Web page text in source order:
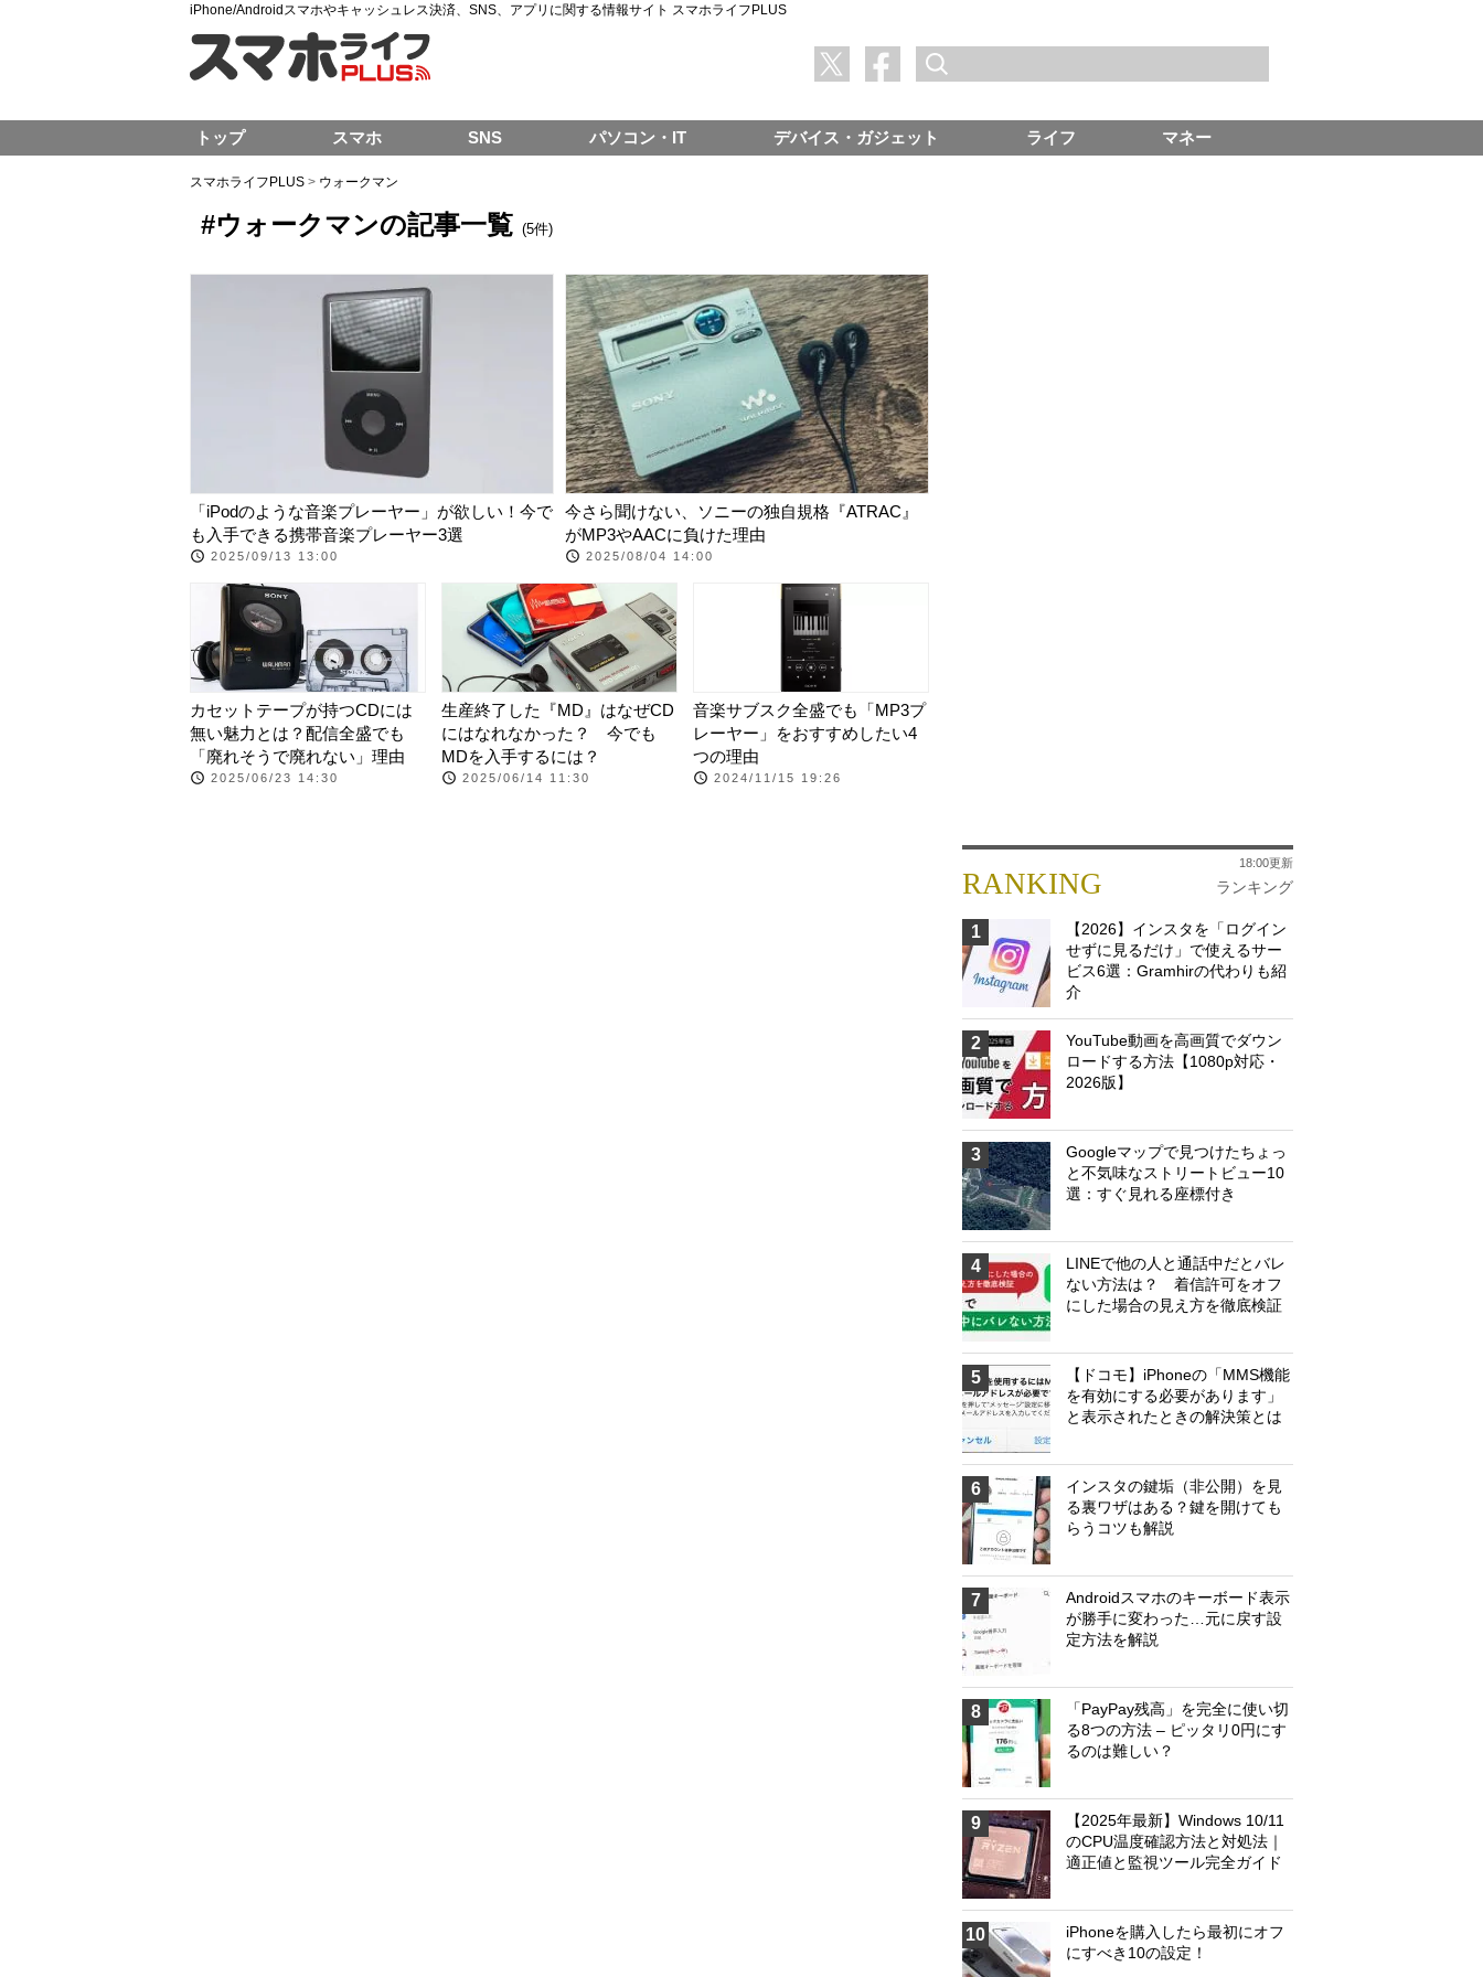
iPhone/Androidスマホやキャッシュレス決済、SNS、アプリに関する情報サイト スマホライフPLUS
スマホライフPLUS > ウォークマン
#ウォークマンの記事一覧 (5件)
「iPodのような音楽プレーヤー」が欲しい！今で
も入手できる携帯音楽プレーヤー3選
2025/09/13 13:00
今さら聞けない、ソニーの独自規格『ATRAC』
がMP3やAACに負けた理由
2025/08/04 14:00
カセットテープが持つCDには
無い魅力とは？配信全盛でも
「廃れそうで廃れない」理由
2025/06/23 14:30
生産終了した『MD』はなぜCD
にはなれなかった？ 今でも
MDを入手するには？
2025/06/14 11:30
音楽サブスク全盛でも「MP3プ
レーヤー」をおすすめしたい4
つの理由
2024/11/15 19:26
RANKING ランキング
18:00更新
1
【2026】インスタを「ログイン
せずに見るだけ」で使えるサー
ビス6選：Gramhirの代わりも紹
介
2
YouTube動画を高画質でダウン
ロードする方法【1080p対応・
2026版】
3
Googleマップで見つけたちょっ
と不気味なストリートビュー10
選：すぐ見れる座標付き
4
LINEで他の人と通話中だとバレ
ない方法は？ 着信許可をオフ
にした場合の見え方を徹底検証
5
【ドコモ】iPhoneの「MMS機能
を有効にする必要があります」
と表示されたときの解決策とは
6
インスタの鍵垢（非公開）を見
る裏ワザはある？鍵を開けても
らうコツも解説
7
Androidスマホのキーボード表示
が勝手に変わった…元に戻す設
定方法を解説
8
「PayPay残高」を完全に使い切
る8つの方法 – ピッタリ0円にす
るのは難しい？
9
【2025年最新】Windows 10/11
のCPU温度確認方法と対処法｜
適正値と監視ツール完全ガイド
10
iPhoneを購入したら最初にオフ
にすべき10の設定！
トップ スマホ SNS パソコン・IT デバイス・ガジェット ライフ マネー